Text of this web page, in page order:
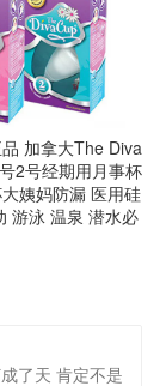
加拿大The Diva
2号经期用月事杯
姨妈防漏 医用硅
游泳 温泉 潜水必
了天 肯定不是